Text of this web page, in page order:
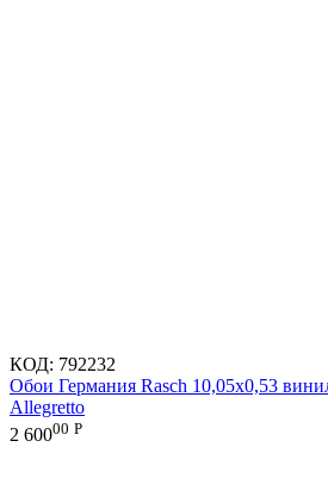
КОД: 792232
Обои Германия Rasch 10,05x0,53
Allegretto
2 60000 Р